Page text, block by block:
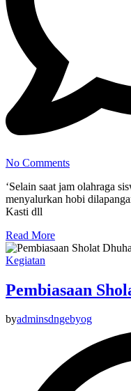
No Comments
‘Selain saat jam olahraga
menyalurkan hobi
Kasti dll
Read More
Kegiatan
Pembiasaan
byadminsdngebyog